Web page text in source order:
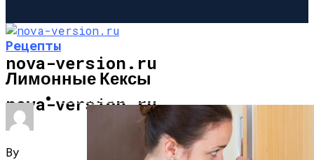
nova-version.ru
nova-version.ru
ИНТЕРЕСНОЕ И ПОЗНАВАТЕЛЬНОЕ
Рецепты
Лимонные Кексы
By